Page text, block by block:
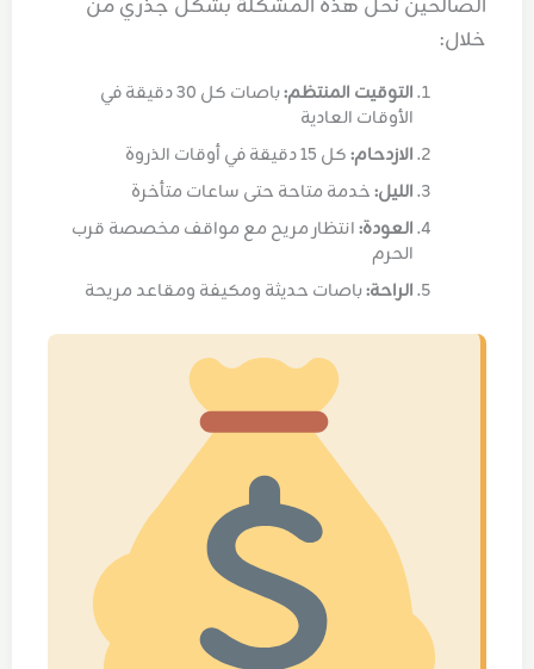
الصالحين نحل هذه المشكلة بشكل جذري من
خلال:
التوقيت المنتظم:
باصات كل 30 دقيقة في
الأوقات العادية
الازدحام:كل 15 دقيقة في أوقات الذروة
الليل:خدمة متاحة حتى ساعات متأخرة
العودة:انتظار مريح مع مواقف مخصصة قرب
الحرم
الراحة:باصات حديثة ومكيفة ومقاعد مريحة